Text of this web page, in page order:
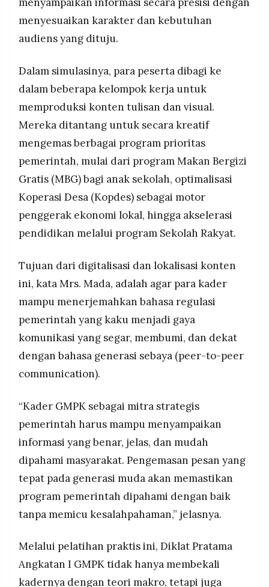
menyesuaikan karakter dan kebutuhan
audiens yang dituju.
Dalam simulasinya, para peserta dibagi ke
dalam beberapa kelompok kerja untuk
memproduksi konten tulisan dan visual.
Mereka ditantang untuk secara kreatif
mengemas berbagai program prioritas
pemerintah, mulai dari program Makan Bergizi
Gratis (MBG) bagi anak sekolah, optimalisasi
Koperasi Desa (Kopdes) sebagai motor
penggerak ekonomi lokal, hingga akselerasi
pendidikan melalui program Sekolah Rakyat.
Tujuan dari digitalisasi dan lokalisasi konten
ini, kata Mrs. Mada, adalah agar para kader
mampu menerjemahkan bahasa regulasi
pemerintah yang kaku menjadi gaya
komunikasi yang segar, membumi, dan dekat
dengan bahasa generasi sebaya (peer-to-peer
communication).
“Kader GMPK sebagai mitra strategis
pemerintah harus mampu menyampaikan
informasi yang benar, jelas, dan mudah
dipahami masyarakat. Pengemasan pesan yang
tepat pada generasi muda akan memastikan
program pemerintah dipahami dengan baik
tanpa memicu kesalahpahaman,” jelasnya.
Melalui pelatihan praktis ini, Diklat Pratama
Angkatan I GMPK tidak hanya membekali
kadernya dengan teori makro, tetapi juga